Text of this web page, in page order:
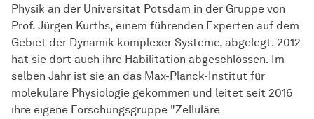
Physik an der Universität Potsdam in der Gruppe von
Prof. Jürgen Kurths, einem führenden Experten auf dem
Gebiet der Dynamik komplexer Systeme, abgelegt. 2012
hat sie dort auch ihre Habilitation abgeschlossen. Im
selben Jahr ist sie an das Max-Planck-Institut für
molekulare Physiologie gekommen und leitet seit 2016
ihre eigene Forschungsgruppe "Zelluläre